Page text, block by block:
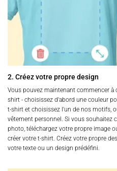
2. Créez votre propre design
Vous pouvez maintenant commencer à
shirt - choisissez d'abord une couleur
t-shirt et choisissez l'un de nos motifs,
vêtement personnel. Si vous souhaitez
photo, téléchargez votre propre image
créer votre t-shirt. Créez votre propre
votre texte ou un design prédéfini.